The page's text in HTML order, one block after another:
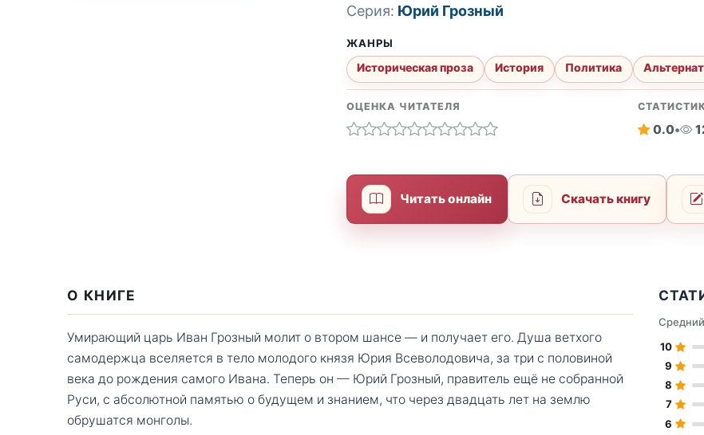
Серия: Юрий Грозный
ЖАНРЫ
Историческая проза История Политика
ОЦЕНКА ЧИТАТЕЛЯ
0.0•
Читать онлайн Скачать книгу
О КНИГЕ
Умирающий царь Иван Грозный молит о втором шансе — и получает его. Душа ветхого
самодержца вселяется в тело молодого князя Юрия Всеволодовича, за три с половиной
века до рождения самого Ивана. Теперь он — Юрий Грозный, правитель ещё не собранной
Руси, с абсолютной памятью о будущем и знанием, что через двадцать лет на землю
обрушатся монголы.
10
9
8
7
6